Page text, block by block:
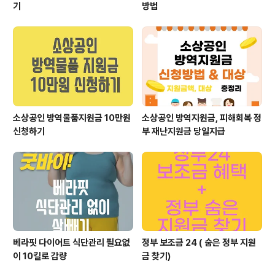
기
방법
소상공인 방역물품지원금 10만원
신청하기
소상공인 방역지원금, 피해회복 정
부 재난지원금 당일지급
베라핏 다이어트 식단관리 필요없
이 10킬로 감량
정부 보조금 24 ( 숨은 정부 지원
금 찾기)